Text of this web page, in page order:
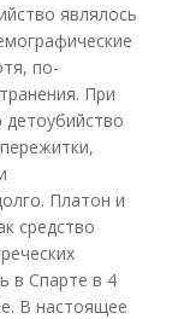
являлось
по-
При
Платон и
средство
в Спарте в 4
В настоящее